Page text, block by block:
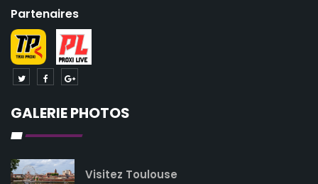
Partenaires
GALERIE PHOTOS
Visitez Toulouse